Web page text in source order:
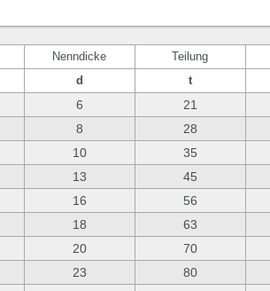
Nenndicke
Teilung
d t
6
21
8
28
10
35
13
45
16
56
18
63
20
70
23
80